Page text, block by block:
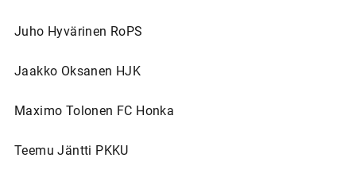
Juho Hyvärinen RoPS
Jaakko Oksanen HJK
Maximo Tolonen FC Honka
Teemu Jäntti PKKU